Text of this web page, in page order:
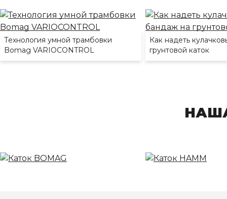
Технология умной трамбовки
Bomag VARIOCONTROL
Как надеть
грунтовой каток